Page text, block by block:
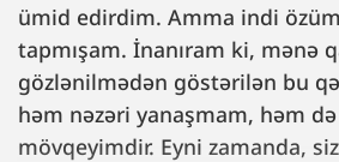
ümid edirdim. Amma indi
tapmışam. İnanıram ki, mənə
gözlənilmədən göstərilən bu
həm nəzəri yanaşmam, həm
mövqeyimdir. Eyni zamanda,